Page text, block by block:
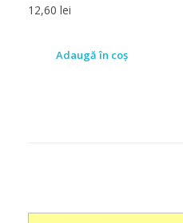
12,60 lei
Adaugă în coș